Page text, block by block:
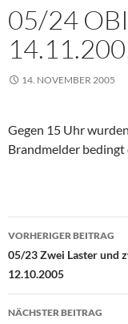
05/24
14. NOVEMBER 2005
Gegen 15 Uhr
Brandmelder
VORHERIGER BEITRAG
05/23 Zwei Laster und
12.10.2005
NÄCHSTER BEITRAG